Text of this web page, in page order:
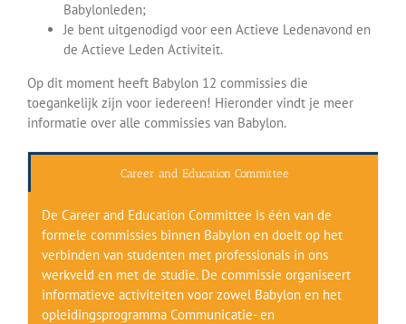
Babylonleden;
Je bent uitgenodigd voor een Actieve Ledenavond en
de Actieve Leden Activiteit.
Op dit moment heeft Babylon 12 commissies die
toegankelijk zijn voor iedereen! Hieronder vindt je meer
informatie over alle commissies van Babylon.
Career and Education Committee
De Career and Education Committee is één van de
formele commissies binnen Babylon en doelt op het
verbinden van studenten met professionals in ons
werkveld en met de studie. De commissie organiseert
informatieve activiteiten voor zowel Babylon en het
opleidingsprogramma Communicatie- en